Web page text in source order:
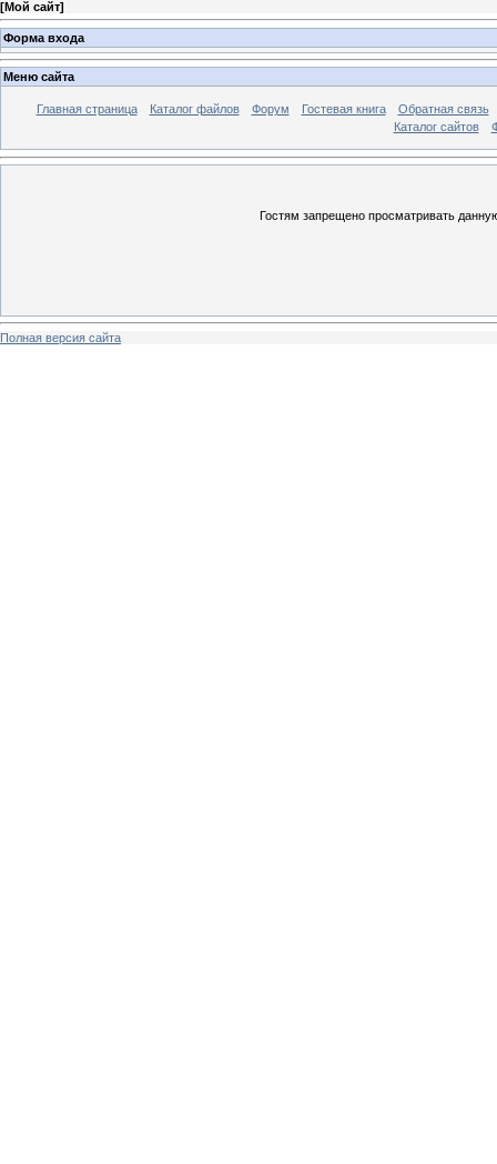
[Мой сайт]
Форма входа
Меню сайта
Главная страница Каталог файлов Форум Гостевая книга
Обратная связь
Каталог сайтов
Гостям запрещено просматривать
Полная версия сайта